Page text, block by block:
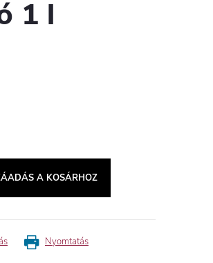
1 l
A KOSÁRHOZ
Nyomtatás